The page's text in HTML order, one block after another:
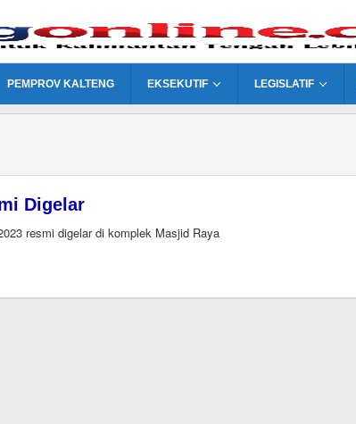
PEMPROV KALTENG EKSEKUTIF LEGISLATIF
Digelar
resmi digelar di komplek Masjid Raya